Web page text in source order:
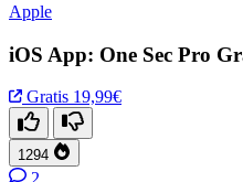
Apple
iOS App: One Sec Pro
Gratis 19,99€
1294